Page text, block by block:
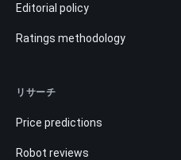
Editorial policy
Ratings methodology
リサーチ
Price predictions
Robot reviews